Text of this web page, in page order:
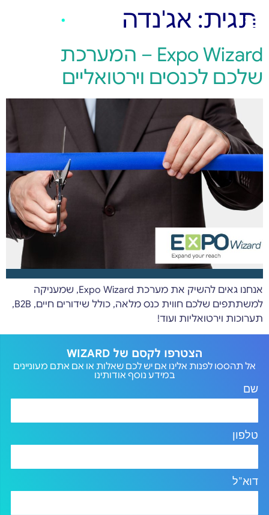
תגית: אג'נדה
Expo Wizard – המערכת
שלכם לכנסים וירטואליים
אנחנו גאים להשיק את מערכת Expo Wizard, שמעניקה
למשתתפים שלכם חווית כנס מלאה, כולל שידורים חיים, B2B,
תערוכות וירטואליות ועוד!
הצטרפו לקסם של WIZARD
אל תהססו לפנות אלינו אם יש לכם שאלות או אם אתם מעוניינים
במידע נוסף אודותינו
שם
טלפון
דוא"ל